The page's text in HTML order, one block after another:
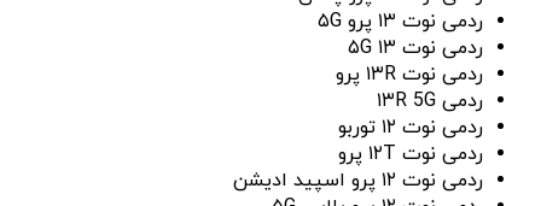
ردمی نوت ۱۳ پرو ۵G
ردمی نوت ۱۳ ۵G
ردمی نوت ۱۳R پرو
ردمی ۱۳R 5G
ردمی نوت ۱۲ توربو
ردمی نوت ۱۲T پرو
ردمی نوت ۱۲ پرو اسپید ادیشن